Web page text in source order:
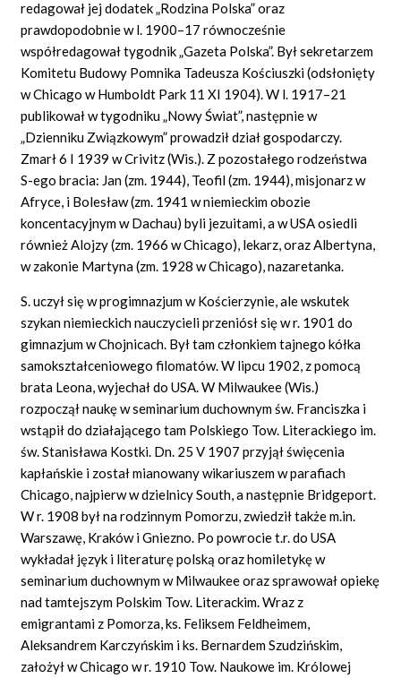
redagował jej dodatek „Rodzina Polska” oraz
prawdopodobnie w l. 1900–17 równocześnie
współredagował tygodnik „Gazeta Polska”. Był sekretarzem
Komitetu Budowy Pomnika Tadeusza Kościuszki (odsłonięty
w Chicago w Humboldt Park 11 XI 1904). W l. 1917–21
publikował w tygodniku „Nowy Świat”, następnie w
„Dzienniku Związkowym” prowadził dział gospodarczy.
Zmarł 6 I 1939 w Crivitz (Wis.). Z pozostałego rodzeństwa
S-ego bracia: Jan (zm. 1944), Teofil (zm. 1944), misjonarz w
Afryce, i Bolesław (zm. 1941 w niemieckim obozie
koncentacyjnym w Dachau) byli jezuitami, a w USA osiedli
również Alojzy (zm. 1966 w Chicago), lekarz, oraz Albertyna,
w zakonie Martyna (zm. 1928 w Chicago), nazaretanka.
S. uczył się w progimnazjum w Kościerzynie, ale wskutek
szykan niemieckich nauczycieli przeniósł się w r. 1901 do
gimnazjum w Chojnicach. Był tam członkiem tajnego kółka
samokształceniowego filomatów. W lipcu 1902, z pomocą
brata Leona, wyjechał do USA. W Milwaukee (Wis.)
rozpoczął naukę w seminarium duchownym św. Franciszka i
wstąpił do działającego tam Polskiego Tow. Literackiego im.
św. Stanisława Kostki. Dn. 25 V 1907 przyjął święcenia
kapłańskie i został mianowany wikariuszem w parafiach
Chicago, najpierw w dzielnicy South, a następnie Bridgeport.
W r. 1908 był na rodzinnym Pomorzu, zwiedził także m.in.
Warszawę, Kraków i Gniezno. Po powrocie t.r. do USA
wykładał język i literaturę polską oraz homiletykę w
seminarium duchownym w Milwaukee oraz sprawował opiekę
nad tamtejszym Polskim Tow. Literackim. Wraz z
emigrantami z Pomorza, ks. Feliksem Feldheimem,
Aleksandrem Karczyńskim i ks. Bernardem Szudzińskim,
założył w Chicago w r. 1910 Tow. Naukowe im. Królowej